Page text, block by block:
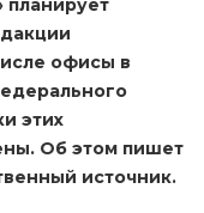
планирует
офисы в
этих
Об этом пишет
источник.